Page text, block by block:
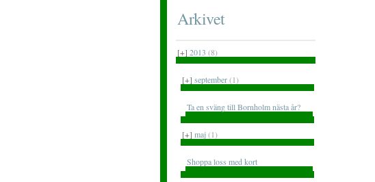
Arkivet
[+] 2013 (8)
[+] september(1)
Ta en sväng till Bornholm nästa år?
[+] maj(1)
Shoppa loss med kort